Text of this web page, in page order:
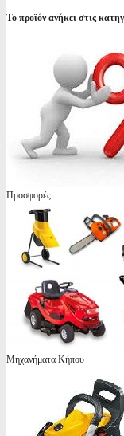
Το προϊόν ανήκει στις
Προσφορές
Μηχανήματα Κήπου